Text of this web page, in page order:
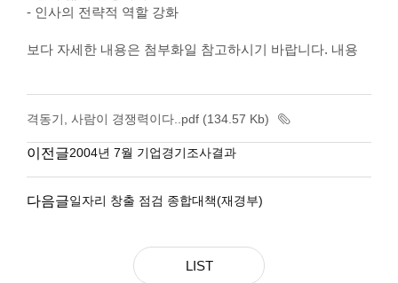
- 인사의 전략적 역할 강화
보다 자세한 내용은 첨부화일 참고하시기 바랍니다. 내용
격동기, 사람이 경쟁력이다..pdf (134.57 Kb)
이전글2004년 7월 기업경기조사결과
다음글일자리 창출 점검 종합대책(재경부)
LIST